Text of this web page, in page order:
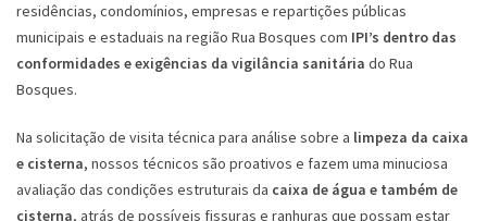
residências, condomínios, empresas e repartições públicas
municipais e estaduais na região Rua Bosques com IPI’s dentro das
conformidades e exigências da vigilância sanitária do Rua
Bosques.
Na solicitação de visita técnica para análise sobre a limpeza da caixa
e cisterna, nossos técnicos são proativos e fazem uma minuciosa
avaliação das condições estruturais da caixa de água e também de
cisterna, atrás de possíveis fissuras e ranhuras que possam estar